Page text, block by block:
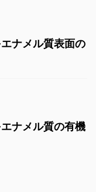
ナメル質表面の
ナメル質の有機